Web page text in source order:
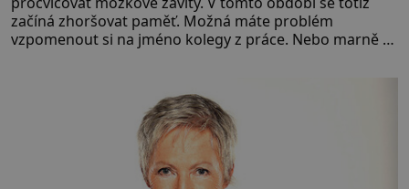
začíná zhoršovat paměť. Možná máte problém
vzpomenout si na jméno kolegy z práce. Nebo marně v
rozhodla stávkovat. Cvičte